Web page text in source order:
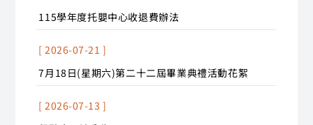
115學年度托嬰中心收退費辦法
[ 2026-07-21 ]
7月18日(星期六)第二十二屆畢業典禮活動花絮
[ 2026-07-13 ]